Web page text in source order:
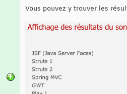
Vous pouvez y trouver les